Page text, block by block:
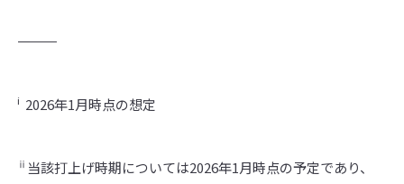
――――――――――
i 2026年1月時点の想定
ⅱ 当該打上げ時期については2026年1月時点の予定であり、